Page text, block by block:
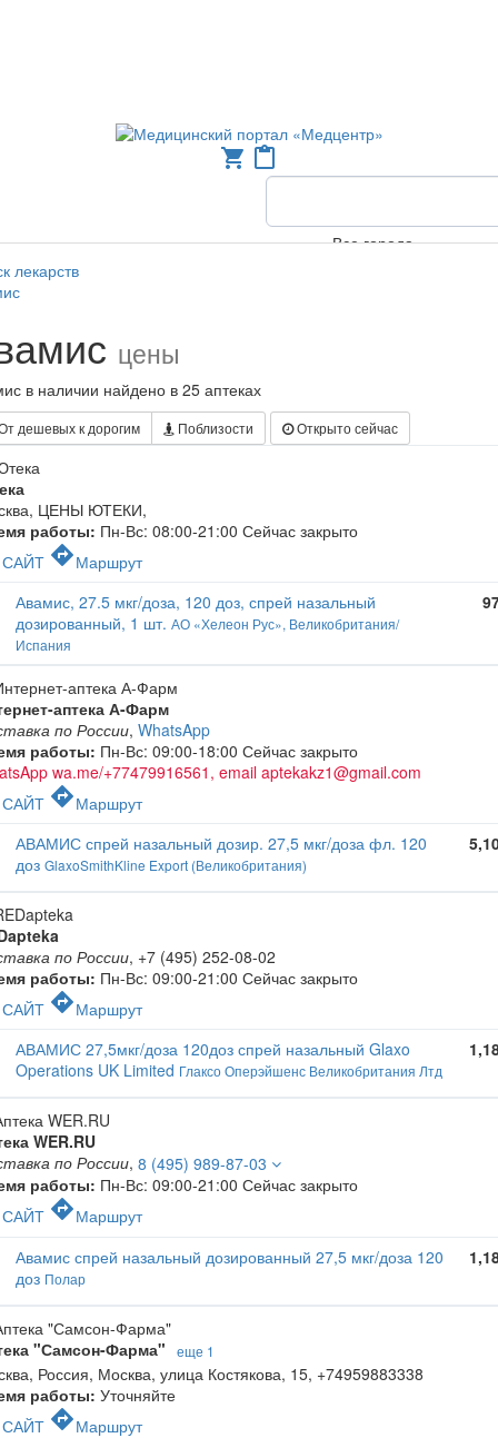
shopping_cart content_paste
Все города
лекарств
цены
в наличии найдено в 25 аптеках
дешевых к дорогим Поблизости Открыто сейчас
ЦЕНЫ ЮТЕКИ,
работы: Пн-Вс: 08:00-21:00 Сейчас закрыто
САЙТ directionsМаршрут
Авамис, 27.5 мкг/доза, 120 доз, спрей назальный
дозированный, 1 шт. АО «Хелеон Рус», Великобритания/
Испания
аптека А-Фарм
по России, WhatsApp
работы: Пн-Вс: 09:00-18:00 Сейчас закрыто
wa.me/+77479916561, email aptekakz1@gmail.com
САЙТ directionsМаршрут
АВАМИС спрей назальный дозир. 27,5 мкг/доза фл. 120
доз GlaxoSmithKline Export (Великобритания)
по России, +7 (495) 252-08-02
работы: Пн-Вс: 09:00-21:00 Сейчас закрыто
САЙТ directionsМаршрут
АВАМИС 27,5мкг/доза 120доз спрей назальный Glaxo
Operations UK Limited Глаксо Оперэйшенс Великобритания Лтд
WER.RU
по России, 8 (495) 989-87-03
работы: Пн-Вс: 09:00-21:00 Сейчас закрыто
САЙТ directionsМаршрут
Авамис спрей назальный дозированный 27,5 мкг/доза 120
доз Полар
"Самсон-Фарма" еще 1
Россия, Москва, улица Костякова, 15, +74959883338
работы: Уточняйте
САЙТ directionsМаршрут